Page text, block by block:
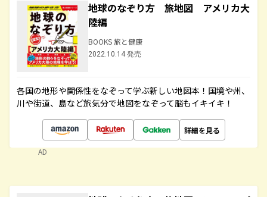
地球のなぞり方 旅地図 アメリカ大
陸編
BOOKS 旅と健康
2022.10.14 発売
各国の地形や関係性をなぞって学ぶ新しい地図本！国境や州、
川や街道、島など旅気分で地図をなぞって脳もイキイキ！
詳細を見る
AD